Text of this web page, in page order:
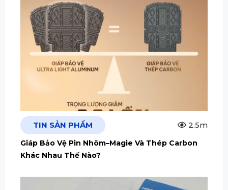
TIN SẢN PHẨM 2.5m
Giáp Bảo Vệ Pin Nhôm–Magie Và Thép Carbon
Khác Nhau Thế Nào?